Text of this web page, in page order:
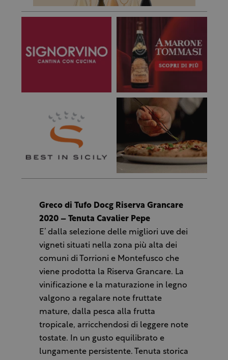
Greco di Tufo Docg Riserva Grancare
2020 – Tenuta Cavalier Pepe
E’ dalla selezione delle migliori uve dei
vigneti situati nella zona più alta dei
comuni di Torrioni e Montefusco che
viene prodotta la Riserva Grancare. La
vinificazione e la maturazione in legno
valgono a regalare note fruttate
mature, dalla pesca alla frutta
tropicale, arricchendosi di leggere note
tostate. In un gusto equilibrato e
lungamente persistente. Tenuta storica